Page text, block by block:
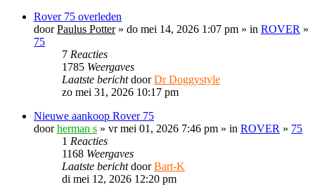
Rover 75 overleden
doorPaulus Potter» do mei 14, 2026 1:07 pm » in ROVER »
75
7 Reacties
1785 Weergaves
Laatste berichtdoorDr Doggystyle
zo mei 31, 2026 10:17 pm
Nieuwe aankoop Rover 75
doorherman s » vr mei 01, 2026 7:46 pm » in ROVER » 75
1 Reacties
1168 Weergaves
Laatste berichtdoorBart-K
di mei 12, 2026 12:20 pm